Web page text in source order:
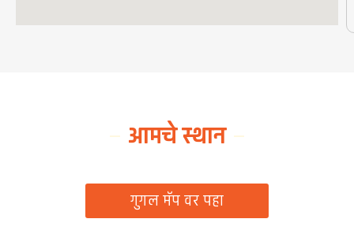
आमचे स्थान
गुगल मॅप वर पहा